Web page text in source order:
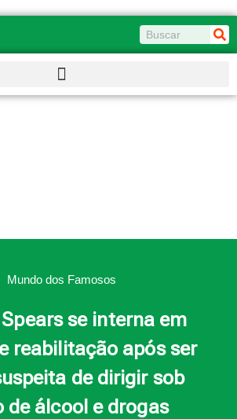
Pesquisar
Mundo dos Famosos
se interna em
reabilitação após ser
de dirigir sob
de álcool e drogas